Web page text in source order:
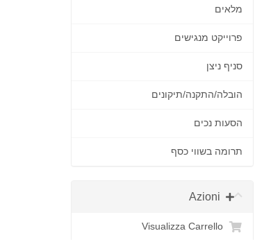
מלאים
פרוייקט מנגישים
סניף ניצן
הובלה/התקנה/תיקונים
הסעות נכים
תרומה בשווי כסף
Visualizza Carrello